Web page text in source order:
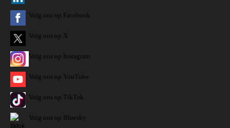
Volg ons op Facebook
Volg ons op X
Volg ons op Instagram
Volg ons op YouTube
Volg ons op TikTok
Volg ons op Bluesky